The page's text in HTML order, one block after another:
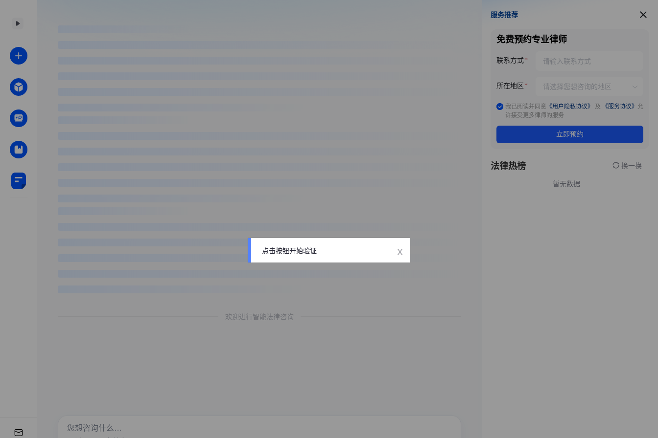
欢迎进行智能法律咨询
服务推荐
服务推荐
免费预约专业律师
联系方式
所在地区
我已阅读并同意 《用户隐私协议》 及 《服务协议》 允
许接受更多律师的服务
立即预约
法律热榜 换一换
暂无数据
点击按钮开始验证 x